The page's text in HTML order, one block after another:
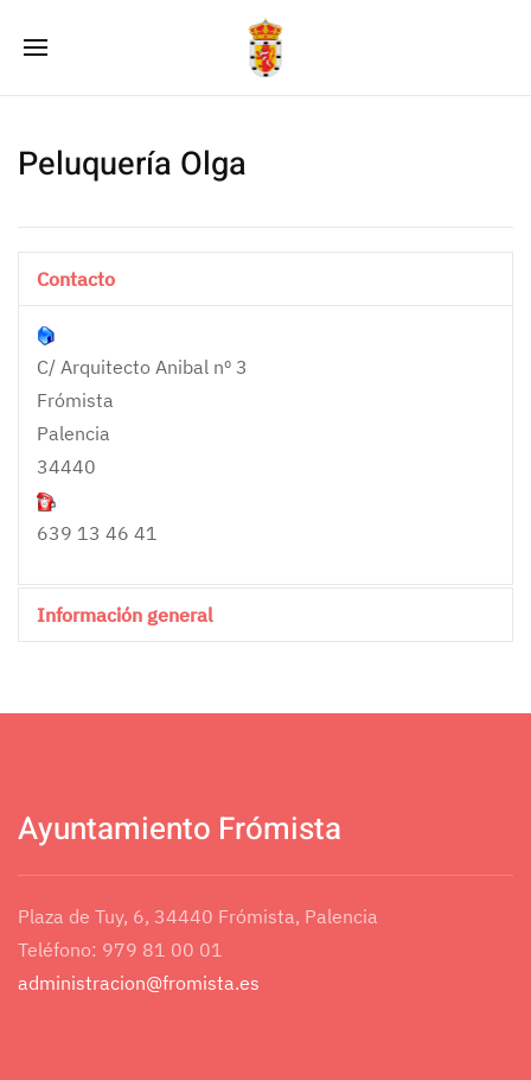
Peluquerí­a Olga
Contacto
C/ Arquitecto Anibal nº 3
Frómista
Palencia
34440
639 13 46 41
Información general
Ayuntamiento Frómista
Plaza de Tuy, 6, 34440 Frómista, Palencia
Teléfono: 979 81 00 01
administracion@fromista.es